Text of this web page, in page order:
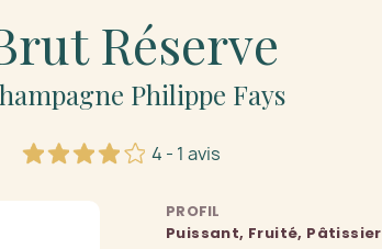
Réserve
Philippe Fays
4 - 1 avis
PROFIL
Puissant, Fruité, Pâtissier